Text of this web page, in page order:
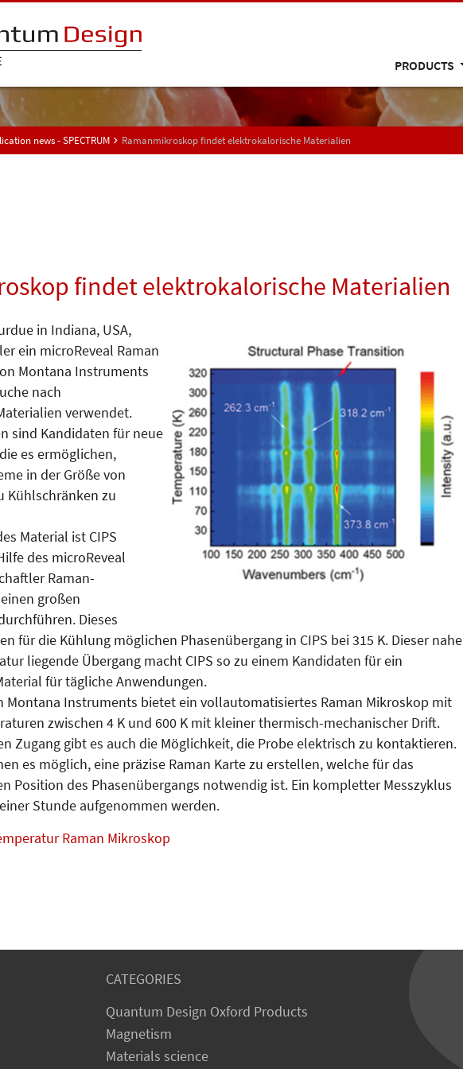
PRODUCTS
news - SPECTRUM Ramanmikroskop findet elektrokalorische Materialien
findet elektrokalorische Materialien
in Indiana, USA,
ein microReveal Raman
Montana Instruments
nach
verwendet.
sind Kandidaten für neue
es ermöglichen,
in der Größe von
Kühlschränken zu
Material ist CIPS
des microReveal
Raman-
großen
Dieses
für die Kühlung möglichen Phasenübergang in CIPS bei 315 K. Dieser nahe
liegende Übergang macht CIPS so zu einem Kandidaten für ein
für tägliche Anwendungen.
Montana Instruments bietet ein vollautomatisiertes Raman Mikroskop mit
zwischen 4 K und 600 K mit kleiner thermisch-mechanischer Drift.
Zugang gibt es auch die Möglichkeit, die Probe elektrisch zu kontaktieren.
es möglich, eine präzise Raman Karte zu erstellen, welche für das
Position des Phasenübergangs notwendig ist. Ein kompletter Messzyklus
Stunde aufgenommen werden.
Raman Mikroskop
CATEGORIES
Quantum Design Oxford Products
Magnetism
Materials science